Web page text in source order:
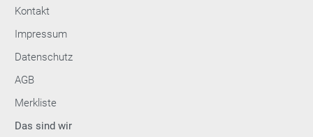
Kontakt
Impressum
Datenschutz
AGB
Merkliste
Das sind wir